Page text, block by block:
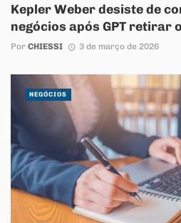
Kepler Weber desiste de
negócios após GPT retirar
Por CHIESSI 3 de março de 2026
NEGÓCIOS